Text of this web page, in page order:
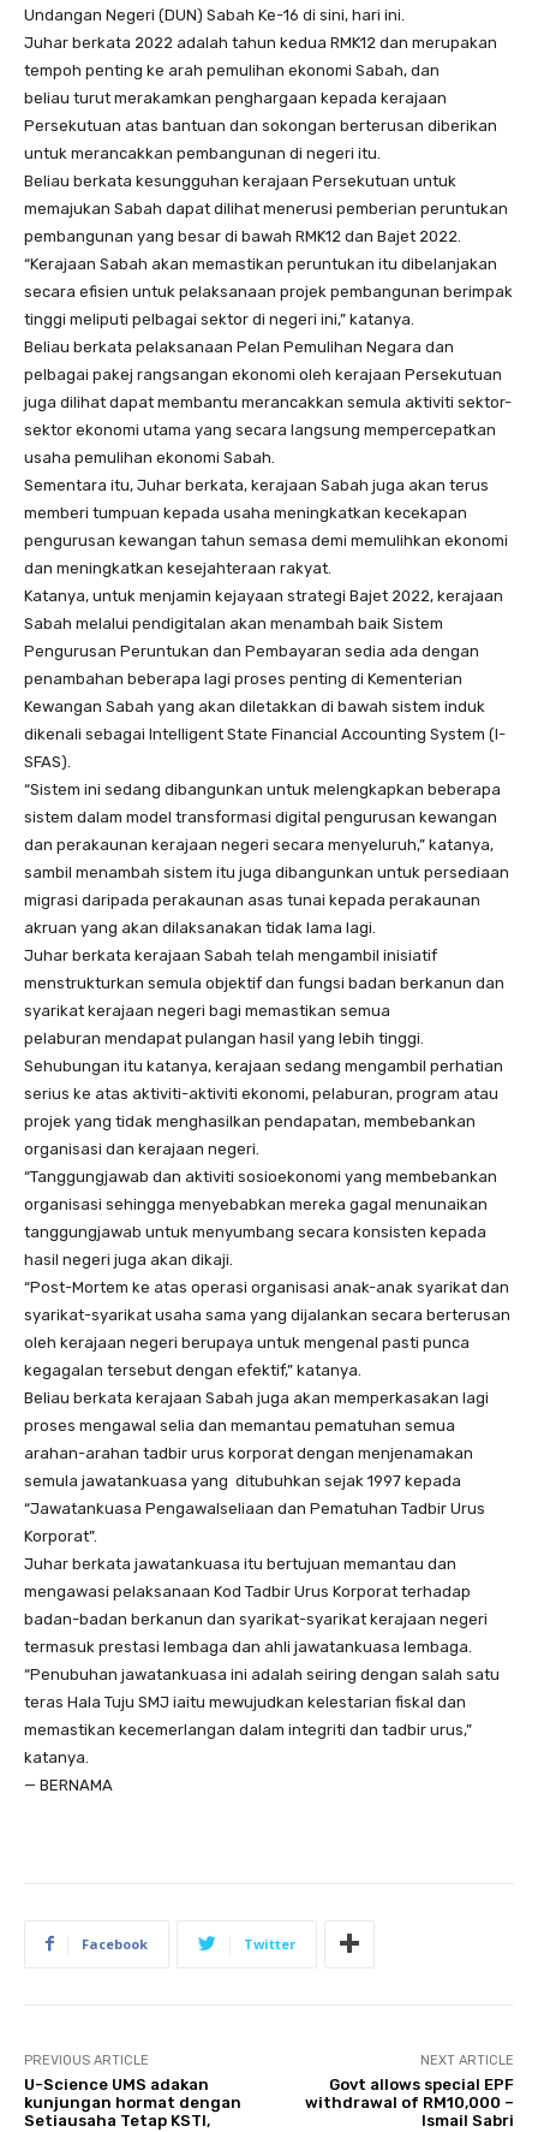
Undangan Negeri (DUN) Sabah Ke-16 di sini, hari ini.
Juhar berkata 2022 adalah tahun kedua RMK12 dan merupakan
tempoh penting ke arah pemulihan ekonomi Sabah, dan
beliau turut merakamkan penghargaan kepada kerajaan
Persekutuan atas bantuan dan sokongan berterusan diberikan
untuk merancakkan pembangunan di negeri itu.
Beliau berkata kesungguhan kerajaan Persekutuan untuk
memajukan Sabah dapat dilihat menerusi pemberian peruntukan
pembangunan yang besar di bawah RMK12 dan Bajet 2022.
“Kerajaan Sabah akan memastikan peruntukan itu dibelanjakan
secara efisien untuk pelaksanaan projek pembangunan berimpak
tinggi meliputi pelbagai sektor di negeri ini,” katanya.
Beliau berkata pelaksanaan Pelan Pemulihan Negara dan
pelbagai pakej rangsangan ekonomi oleh kerajaan Persekutuan
juga dilihat dapat membantu merancakkan semula aktiviti sektor-
sektor ekonomi utama yang secara langsung mempercepatkan
usaha pemulihan ekonomi Sabah.
Sementara itu, Juhar berkata, kerajaan Sabah juga akan terus
memberi tumpuan kepada usaha meningkatkan kecekapan
pengurusan kewangan tahun semasa demi memulihkan ekonomi
dan meningkatkan kesejahteraan rakyat.
Katanya, untuk menjamin kejayaan strategi Bajet 2022, kerajaan
Sabah melalui pendigitalan akan menambah baik Sistem
Pengurusan Peruntukan dan Pembayaran sedia ada dengan
penambahan beberapa lagi proses penting di Kementerian
Kewangan Sabah yang akan diletakkan di bawah sistem induk
dikenali sebagai Intelligent State Financial Accounting System (I-
SFAS).
“Sistem ini sedang dibangunkan untuk melengkapkan beberapa
sistem dalam model transformasi digital pengurusan kewangan
dan perakaunan kerajaan negeri secara menyeluruh,” katanya,
sambil menambah sistem itu juga dibangunkan untuk persediaan
migrasi daripada perakaunan asas tunai kepada perakaunan
akruan yang akan dilaksanakan tidak lama lagi.
Juhar berkata kerajaan Sabah telah mengambil inisiatif
menstrukturkan semula objektif dan fungsi badan berkanun dan
syarikat kerajaan negeri bagi memastikan semua
pelaburan mendapat pulangan hasil yang lebih tinggi.
Sehubungan itu katanya, kerajaan sedang mengambil perhatian
serius ke atas aktiviti-aktiviti ekonomi, pelaburan, program atau
projek yang tidak menghasilkan pendapatan, membebankan
organisasi dan kerajaan negeri.
“Tanggungjawab dan aktiviti sosioekonomi yang membebankan
organisasi sehingga menyebabkan mereka gagal menunaikan
tanggungjawab untuk menyumbang secara konsisten kepada
hasil negeri juga akan dikaji.
“Post-Mortem ke atas operasi organisasi anak-anak syarikat dan
syarikat-syarikat usaha sama yang dijalankan secara berterusan
oleh kerajaan negeri berupaya untuk mengenal pasti punca
kegagalan tersebut dengan efektif,” katanya.
Beliau berkata kerajaan Sabah juga akan memperkasakan lagi
proses mengawal selia dan memantau pematuhan semua
arahan-arahan tadbir urus korporat dengan menjenamakan
semula jawatankuasa yang ditubuhkan sejak 1997 kepada
“Jawatankuasa Pengawalseliaan dan Pematuhan Tadbir Urus
Korporat”.
Juhar berkata jawatankuasa itu bertujuan memantau dan
mengawasi pelaksanaan Kod Tadbir Urus Korporat terhadap
badan-badan berkanun dan syarikat-syarikat kerajaan negeri
termasuk prestasi lembaga dan ahli jawatankuasa lembaga.
“Penubuhan jawatankuasa ini adalah seiring dengan salah satu
teras Hala Tuju SMJ iaitu mewujudkan kelestarian fiskal dan
memastikan kecemerlangan dalam integriti dan tadbir urus,”
katanya.
— BERNAMA
Facebook Twitter
PREVIOUS ARTICLE
U-Science UMS adakan
kunjungan hormat dengan
Setiausaha Tetap KSTI,
NEXT ARTICLE
Govt allows special EPF
withdrawal of RM10,000 –
Ismail Sabri